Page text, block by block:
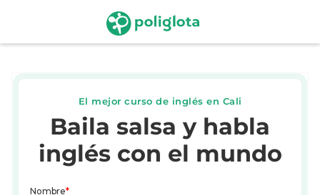
El mejor curso de inglés en Cali
Baila salsa y habla
inglés con el mundo